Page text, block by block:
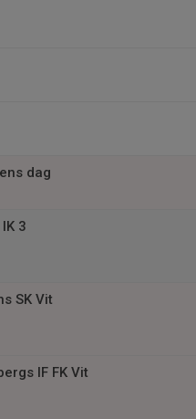
dag
3
SK Vit
IF FK Vit